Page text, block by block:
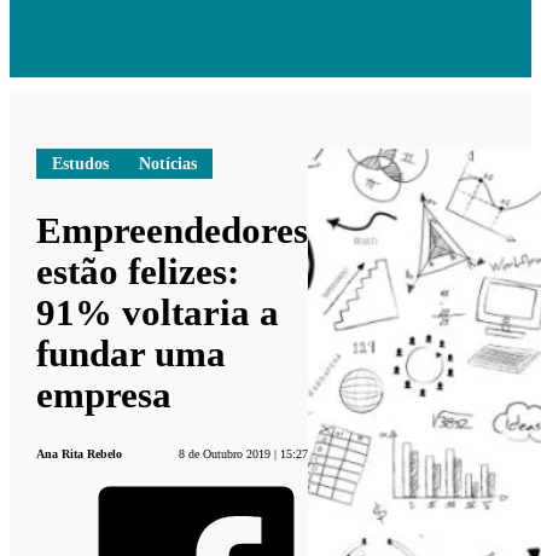
Estudos Notícias
Empreendedores
estão felizes:
91% voltaria a
fundar uma
empresa
Ana Rita Rebelo 8 de Outubro 2019 | 15:27